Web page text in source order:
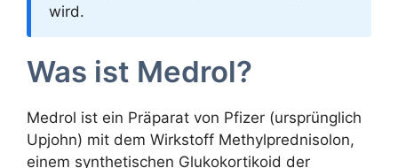
wird.
Was ist Medrol?
Medrol ist ein Präparat von Pfizer (ursprünglich
Upjohn) mit dem Wirkstoff Methylprednisolon,
einem synthetischen Glukokortikoid der